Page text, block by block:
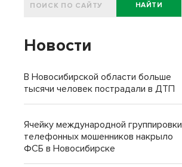
НАЙТИ
Новости
В Новосибирской области больше
тысячи человек пострадали в ДТП
Ячейку международной группировки
телефонных мошенников накрыло
ФСБ в Новосибирске